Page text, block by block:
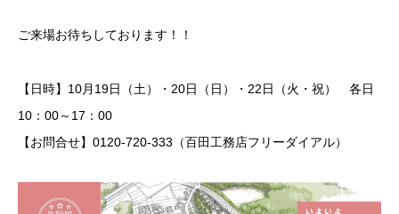
ご来場お待ちしております！！
【日時】10月19日（土）・20日（日）・22日（火・祝） 各日
10：00～17：00
【お問合せ】0120-720-333（百田工務店フリーダイアル）